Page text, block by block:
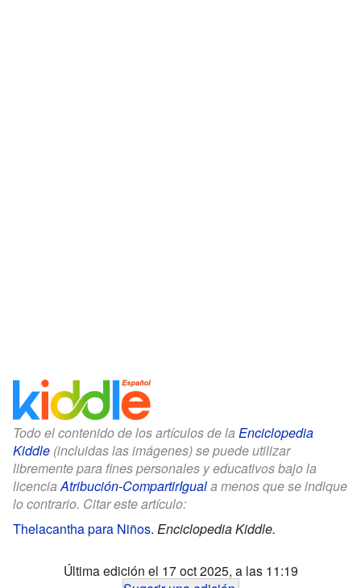
Todo el contenido de los artículos de la Enciclopedia
Kiddle (incluidas las imágenes) se puede utilizar
libremente para fines personales y educativos bajo la
licenciaAtribución-CompartirIguala menos que se indique
lo contrario. Citar este artículo:
Thelacantha para Niños. Enciclopedia Kiddle.
Última edición el 17 oct 2025, a las 11:19